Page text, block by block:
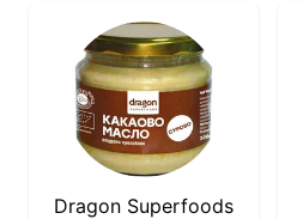
Dragon Superfoods